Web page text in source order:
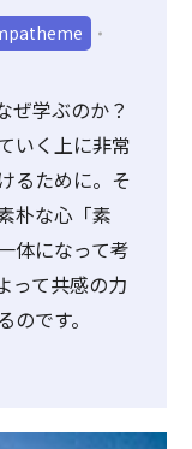
ぜ学ぶのか？
いく上に非常
るために。そ
朴な心「素
体になって考
って共感の力
です。